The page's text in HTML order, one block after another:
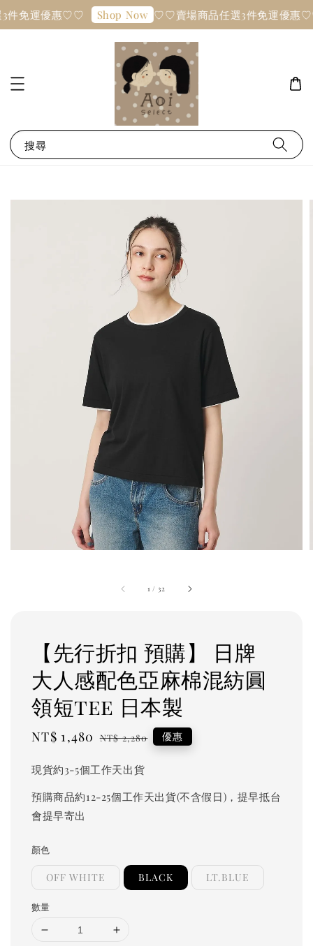
件免運優惠♡♡ Shop Now ♡♡賣場商品任選3件免運優惠
搜尋
1 / 32
【先行折扣 預購】 日牌
大人感配色亞麻棉混紡圓
領短tee 日本製
Sale
NT$ 1,480 Regular
NT$ 2,280 優惠
現貨約3-5個工作天出貨
預購商品約12-25個工作天出貨(不含假日)，提早抵台
會提早寄出
顏色
OFF WHITE BLACK LT.BLUE
數量